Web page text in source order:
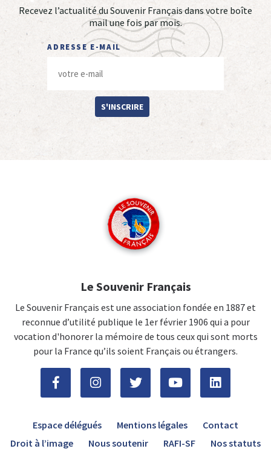
Recevez l’actualité du Souvenir Français dans votre boîte
mail une fois par mois.
ADRESSE E-MAIL
S'INSCRIRE
Le Souvenir Français
Le Souvenir Français est une association fondée en 1887 et
reconnue d’utilité publique le 1er février 1906 qui a pour
vocation d'honorer la mémoire de tous ceux qui sont morts
pour la France qu’ils soient Français ou étrangers.
Espace délégués Mentions légales
Contact
Droit à l’image
Nous soutenir RAFI-SF Nos statuts